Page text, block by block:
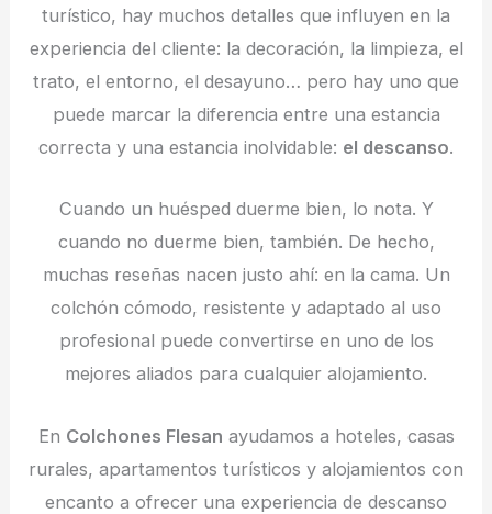
turístico, hay muchos detalles que influyen en la
experiencia del cliente: la decoración, la limpieza, el
trato, el entorno, el desayuno… pero hay uno que
puede marcar la diferencia entre una estancia
correcta y una estancia inolvidable: el descanso.
Cuando un huésped duerme bien, lo nota. Y
cuando no duerme bien, también. De hecho,
muchas reseñas nacen justo ahí: en la cama. Un
colchón cómodo, resistente y adaptado al uso
profesional puede convertirse en uno de los
mejores aliados para cualquier alojamiento.
En Colchones Flesan ayudamos a hoteles, casas
rurales, apartamentos turísticos y alojamientos con
encanto a ofrecer una experiencia de descanso